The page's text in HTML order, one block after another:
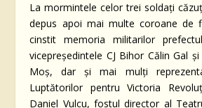
La mormintele celor trei soldaţi
depus apoi mai multe coroane de
cinstit memoria militarilor
vicepreşedintele CJ Bihor Călin Gal
Moş, dar şi mai mulţi
Luptătorilor pentru Victoria
Daniel Vulcu, fostul director al